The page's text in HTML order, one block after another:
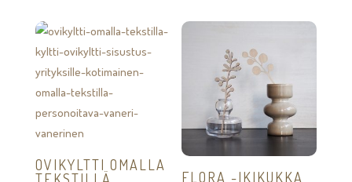
OVIKYLTTI OMALLA
FLORA -IKIKUKKA